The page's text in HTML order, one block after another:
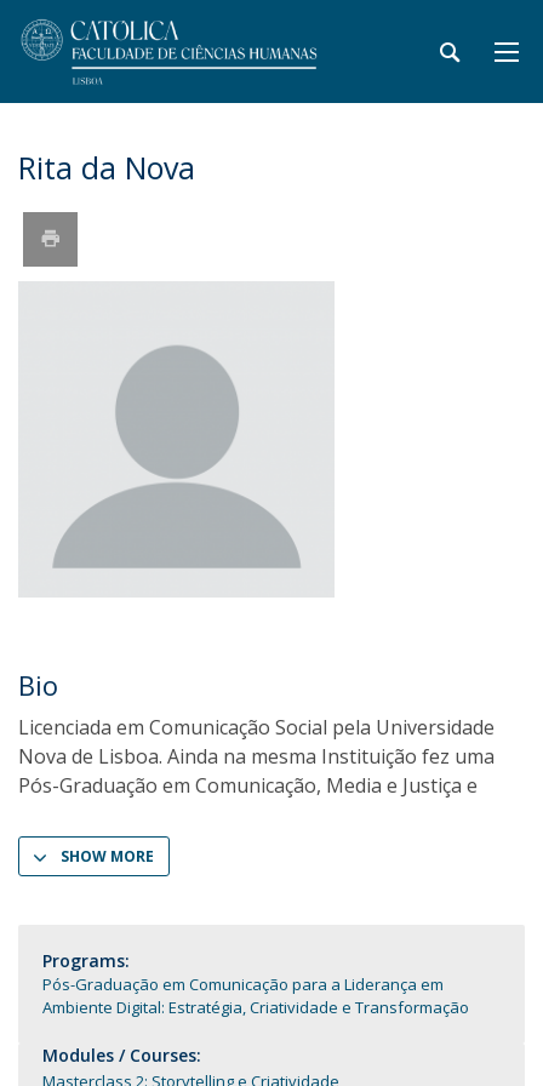
Rita da Nova
Bio
Licenciada em Comunicação Social pela Universidade
Nova de Lisboa. Ainda na mesma Instituição fez uma
Pós-Graduação em Comunicação, Media e Justiça e
SHOW MORE
Programs:
Pós-Graduação em Comunicação para a Liderança em
Ambiente Digital: Estratégia, Criatividade e Transformação
Modules / Courses:
Masterclass 2: Storytelling e Criatividade